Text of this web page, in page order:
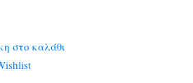
στο καλάθι